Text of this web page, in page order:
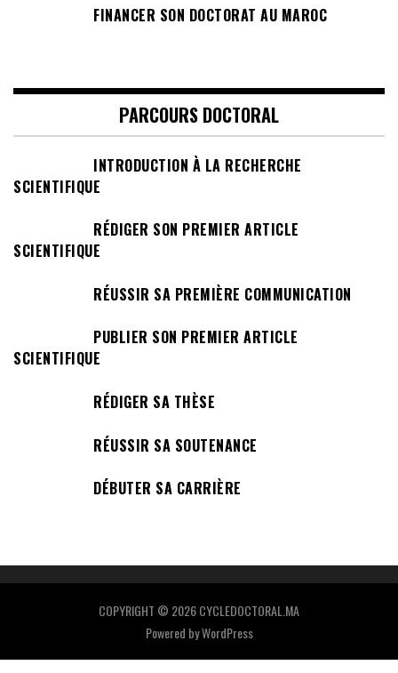
FINANCER SON DOCTORAT AU MAROC
PARCOURS DOCTORAL
INTRODUCTION À LA RECHERCHE
SCIENTIFIQUE
RÉDIGER SON PREMIER ARTICLE
SCIENTIFIQUE
RÉUSSIR SA PREMIÈRE COMMUNICATION
PUBLIER SON PREMIER ARTICLE
SCIENTIFIQUE
RÉDIGER SA THÈSE
RÉUSSIR SA SOUTENANCE
DÉBUTER SA CARRIÈRE
COPYRIGHT © 2026 CYCLEDOCTORAL.MA
Powered byWordPress